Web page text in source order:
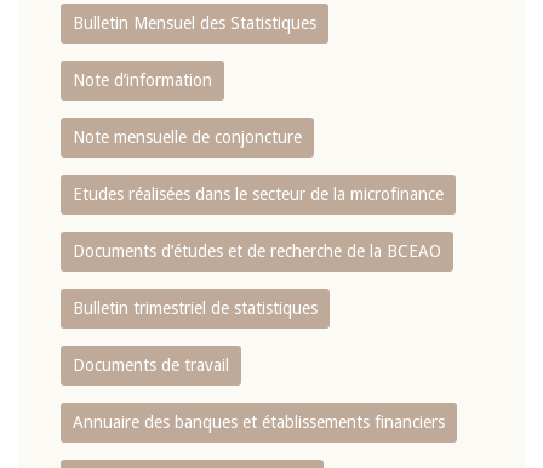
Bulletin Mensuel des Statistiques
Note d’information
Note mensuelle de conjoncture
Etudes réalisées dans le secteur de la microfinance
Documents d’études et de recherche de la BCEAO
Bulletin trimestriel de statistiques
Documents de travail
Annuaire des banques et établissements financiers